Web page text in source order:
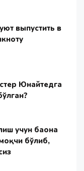
выпустить в
Юнайтедга
учун баҳона
бўлиб,